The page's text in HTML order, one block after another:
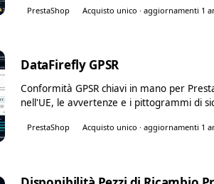
PrestaShop Acquisto unico · aggiornamenti 1
DataFirefly GPSR
Conformità GPSR chiavi in mano per
nell'UE, le avvertenze e i pittogrammi di
PrestaShop Acquisto unico · aggiornamenti 1